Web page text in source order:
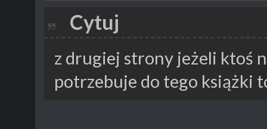
Cytuj
z drugiej strony jeżeli ktoś
potrzebuje do tego książki